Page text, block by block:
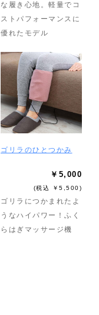
な履き心地。軽量でコ
ストパフォーマンスに
優れたモデル
ゴリラのひとつかみ
￥5,000
(税込 ￥5,500)
ゴリラにつかまれたよ
うなハイパワー！ふく
らはぎマッサージ機